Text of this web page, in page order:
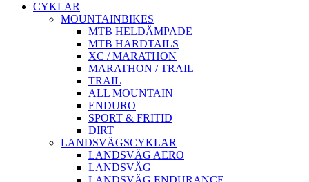
CYKLAR
MOUNTAINBIKES
MTB HELDÄMPADE
MTB HARDTAILS
XC / MARATHON
MARATHON / TRAIL
TRAIL
ALL MOUNTAIN
ENDURO
SPORT & FRITID
DIRT
LANDSVÄGSCYKLAR
LANDSVÄG AERO
LANDSVÄG
LANDSVÄG ENDURANCE